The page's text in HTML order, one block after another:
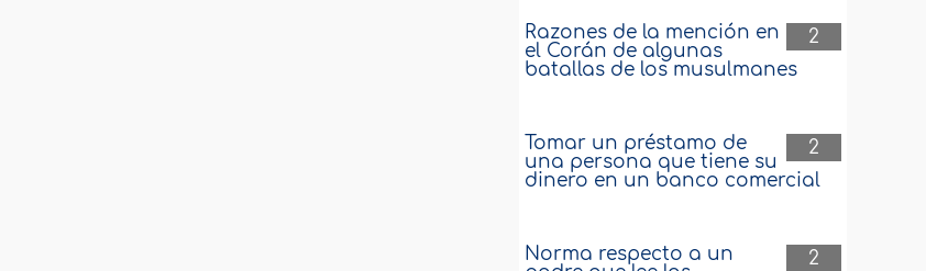
2
Razones de la mención en
el Corán de algunas
batallas de los musulmanes
2
Tomar un préstamo de
una persona que tiene su
dinero en un banco comercial
2
Norma respecto a un